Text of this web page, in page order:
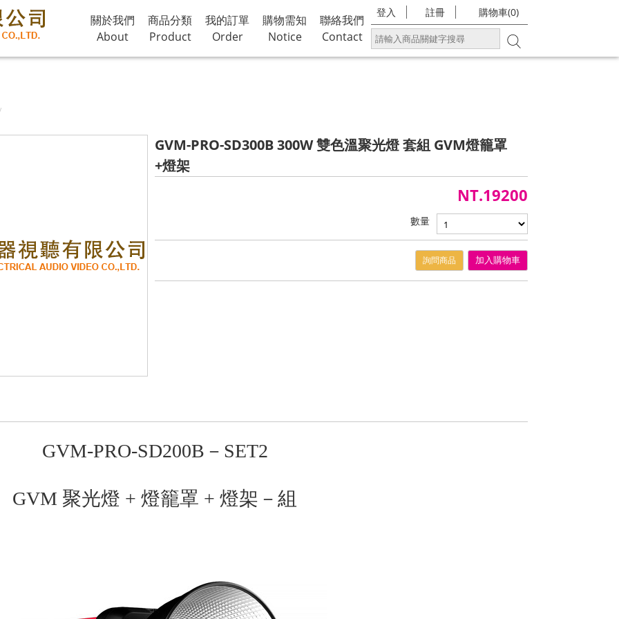
關於我們
About
商品分類
Product
我的訂單
Order
購物需知
Notice
聯絡我們
Contact
登入 註冊 購物車(0)
GVM-PRO-SD300B 300W 雙色溫聚光燈 套組 GVM燈籠罩
+燈架
NT.19200
數量
詢問商品 加入購物車
GVM-PRO-SD200B－SET2
GVM 聚光燈 + 燈籠罩 + 燈架－組